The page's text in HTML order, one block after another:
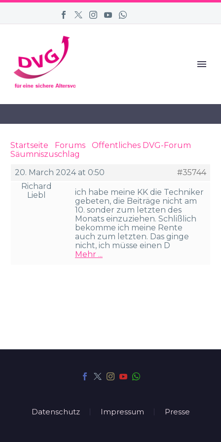
Startseite Forums Öffentliches DVG-Forum
Säumniszuschlag
20. March 2024 at 0:50
#35744
Richard
Liebl
ich habe meine KK die Techniker
gebeten, die Beiträge nicht am
10. sonder zum letzten des
Monats einzuziehen. Schlißlich
bekomme ich meine Rente
auch zum letzten. Das ginge
nicht, ich müsse einen D
Mehr ...
Datenschutz Impressum Presse